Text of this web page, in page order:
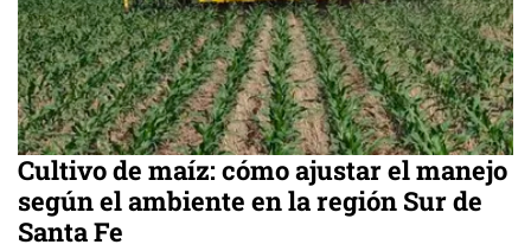
Cultivo de maíz: cómo ajustar el manejo
según el ambiente en la región Sur de
Santa Fe